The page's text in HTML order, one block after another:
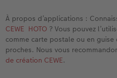
À propos d’applications :
CEWE HOTO ? Vous pouvez
comme carte postale ou en
proches. Nous vous
de création CEWE.